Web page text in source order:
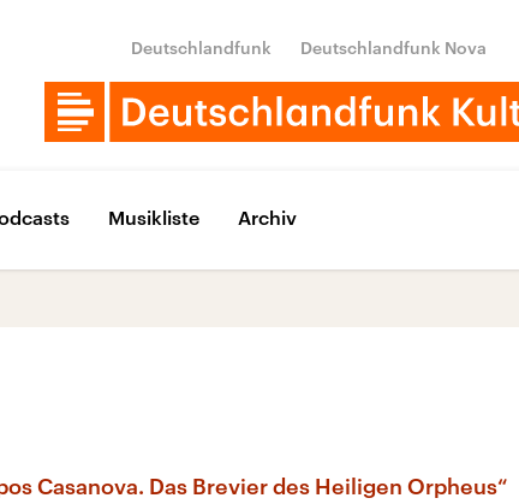
Deutschlandfunk Deutschlandfunk Nova
Musikliste Archiv
Casanova. Das Brevier des Heiligen Orpheus“